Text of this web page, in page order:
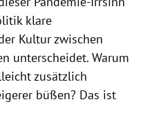
klare
Kultur zwischen
unterscheidet. Warum
zusätzlich
büßen? Das ist